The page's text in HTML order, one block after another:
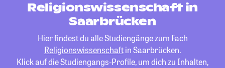
Religionswissenschaft in
Saarbrücken
Hier findest du alle Studiengänge zum Fach
Religionswissenschaftin Saarbrücken.
Klick auf die Studiengangs-Profile, um dich zu Inhalten,